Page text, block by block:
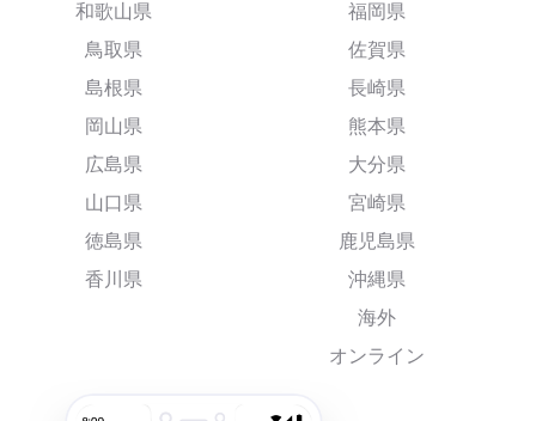
和歌山県
鳥取県
島根県
岡山県
広島県
山口県
徳島県
香川県
福岡県
佐賀県
長崎県
熊本県
大分県
宮崎県
鹿児島県
沖縄県
海外
オンライン